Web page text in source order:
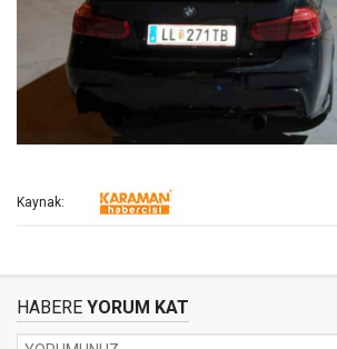
Kaynak:
HABERE YORUM KAT